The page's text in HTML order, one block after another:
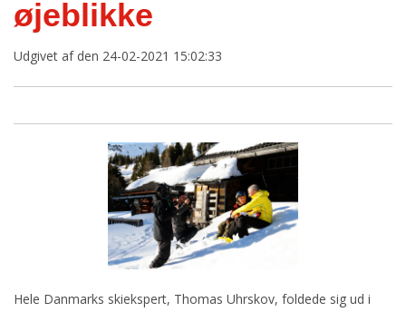
øjeblikke
Udgivet af den 24-02-2021 15:02:33
Hele Danmarks skiekspert, Thomas Uhrskov, foldede sig ud i